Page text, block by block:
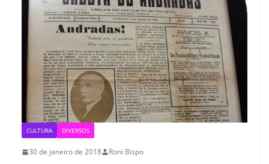
CULTURA DIVERSOS
30 de janeiro de 2018 Roni Bispo